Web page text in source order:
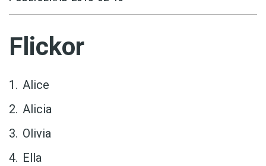
Flickor
Alice
Alicia
Olivia
Ella